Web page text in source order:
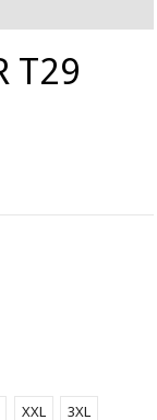
T29
XXL 3XL